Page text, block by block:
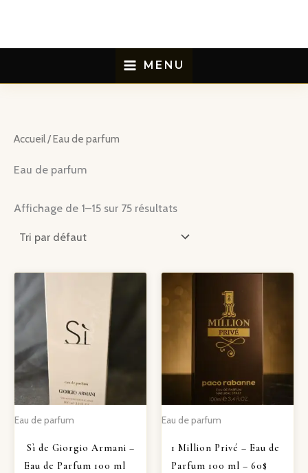
contenu
MENU
Accueil/ Eau de parfum
Eau de parfum
Affichage de 1–15 sur 75 résultats
Eau de parfum
Sì de Giorgio Armani –
Eau de Parfum 100 ml
Eau de parfum
1 Million Privé – Eau de
Parfum 100 ml – 60$